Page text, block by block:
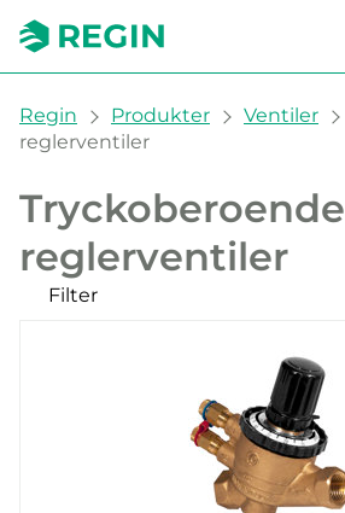
You are here:
Regin Produkter Ventiler
reglerventiler
Tryckoberoende
reglerventiler
Filter